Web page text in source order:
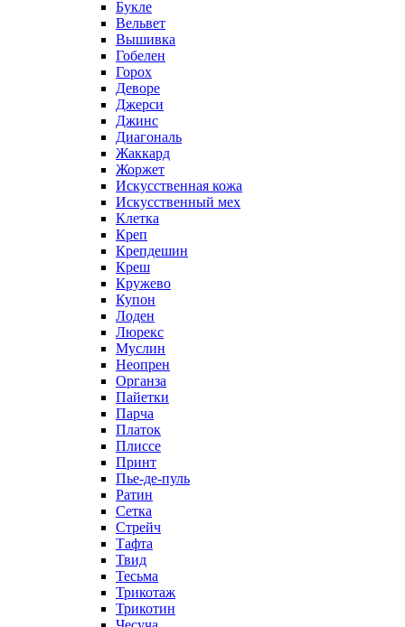
Букле
Вельвет
Вышивка
Гобелен
Горох
Деворе
Джерси
Джинс
Диагональ
Жаккард
Жоржет
Искусственная кожа
Искусственный мех
Клетка
Креп
Крепдешин
Креш
Кружево
Купон
Лоден
Люрекс
Муслин
Неопрен
Органза
Пайетки
Парча
Платок
Плиссе
Принт
Пье-де-пуль
Ратин
Сетка
Стрейч
Тафта
Твид
Тесьма
Трикотаж
Трикотин